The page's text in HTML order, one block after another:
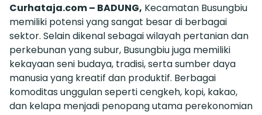
Curhataja.com – BADUNG, Kecamatan Busungbiu
memiliki potensi yang sangat besar di berbagai
sektor. Selain dikenal sebagai wilayah pertanian dan
perkebunan yang subur, Busungbiu juga memiliki
kekayaan seni budaya, tradisi, serta sumber daya
manusia yang kreatif dan produktif. Berbagai
komoditas unggulan seperti cengkeh, kopi, kakao,
dan kelapa menjadi penopang utama perekonomian